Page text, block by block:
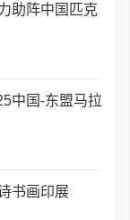
助阵中国匹克
中国-东盟马拉
书画印展